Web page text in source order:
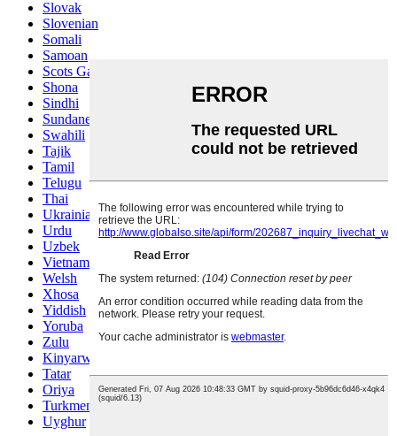
Slovak
Slovenian
Somali
Samoan
Scots Gaelic
Shona
Sindhi
Sundanese
Swahili
Tajik
Tamil
Telugu
Thai
Ukrainian
Urdu
Uzbek
Vietnamese
Welsh
Xhosa
Yiddish
Yoruba
Zulu
Kinyarwanda
Tatar
Oriya
Turkmen
Uyghur